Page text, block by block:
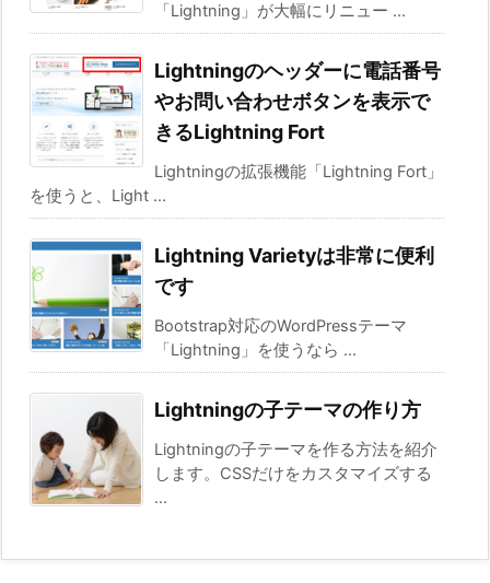
「Lightning」が大幅にリニュー ...
Lightningのヘッダーに電話番号
やお問い合わせボタンを表示で
きるLightning Fort
Lightningの拡張機能「Lightning Fort」
を使うと、Light ...
Lightning Varietyは非常に便利
です
Bootstrap対応のWordPressテーマ
「Lightning」を使うなら ...
Lightningの子テーマの作り方
Lightningの子テーマを作る方法を紹介
します。CSSだけをカスタマイズする
...